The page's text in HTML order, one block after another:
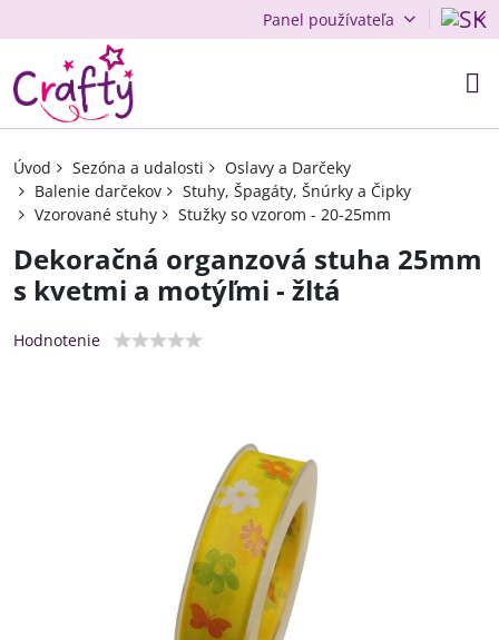
Panel používateľa
Úvod Sezóna a udalosti
Oslavy a Darčeky
Balenie darčekov
Stuhy, Špagáty, Šnúrky a Čipky
Vzorované stuhy
Stužky so vzorom - 20-25mm
Dekoračná organzová stuha 25mm
s kvetmi a motýľmi - žltá
Hodnotenie